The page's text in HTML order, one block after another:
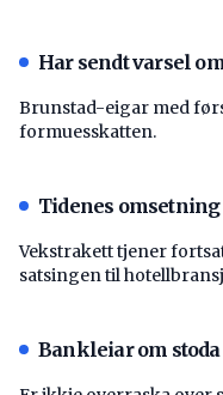
Har sendt varsel
Brunstad-eigar med
formuesskatten.
Tidenes
Vekstrakett tjener
satsingen til
Bankleiar om